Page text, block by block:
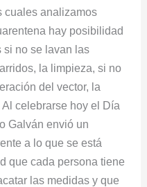
cuales analizamos
hay posibilidad
si no se lavan las
la limpieza, si no
del vector, la
celebrarse hoy el Día
Galván envió un
a lo que se está
que cada persona tiene
las medidas y que